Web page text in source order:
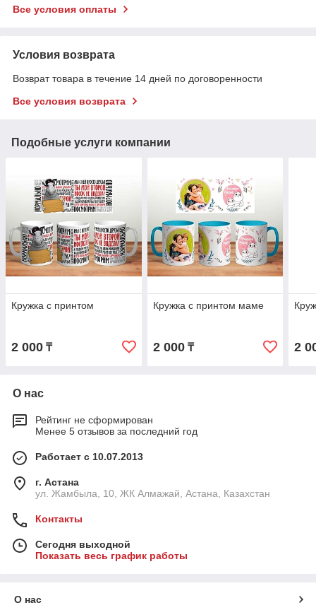
Все условия оплаты
Условия возврата
Возврат товара в течение 14 дней по договоренности
Все условия возврата
Подобные услуги компании
Кружка с принтом
2 000 ₸
Кружка с принтом маме
2 000₸ 2
О нас
Рейтинг не сформирован
Менее 5 отзывов за последний год
Работает с 10.07.2013
г. Астана
ул. Жамбыла, 10, ЖК Алмажай, Астана, Казахстан
Контакты
Сегодня выходной
Показать весь график работы
О нас